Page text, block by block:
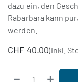
dazu ein, den
Rabarbara kann
werden.
CHF 40.00(inkl.